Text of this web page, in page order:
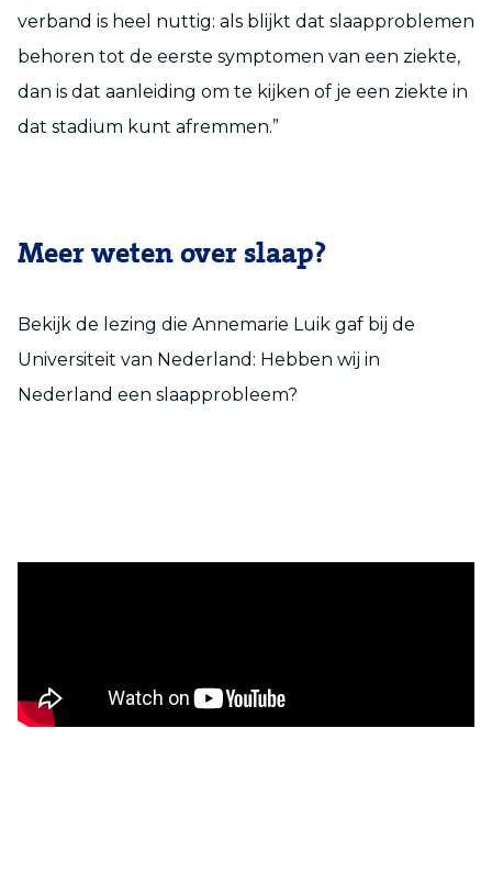
verband is heel nuttig: als blijkt dat slaapproblemen
behoren tot de eerste symptomen van een ziekte,
dan is dat aanleiding om te kijken of je een ziekte in
dat stadium kunt afremmen.”
Meer weten over slaap?
Bekijk de lezing die Annemarie Luik gaf bij de
Universiteit van Nederland: Hebben wij in
Nederland een slaapprobleem?